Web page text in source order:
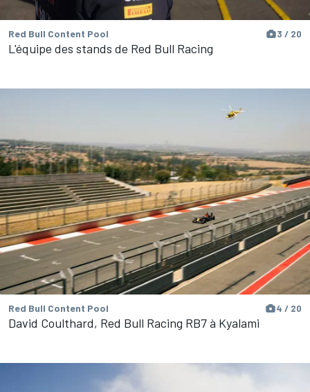
Red Bull Content Pool 3 / 20
L'équipe des stands de Red Bull Racing
Red Bull Content Pool 4 / 20
David Coulthard, Red Bull Racing RB7 à Kyalami